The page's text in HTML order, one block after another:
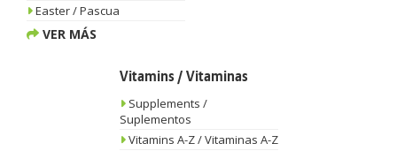
Easter / Pascua
VER MÁS
Vitamins / Vitaminas
Supplements /
Suplementos
Vitamins A-Z / Vitaminas A-Z